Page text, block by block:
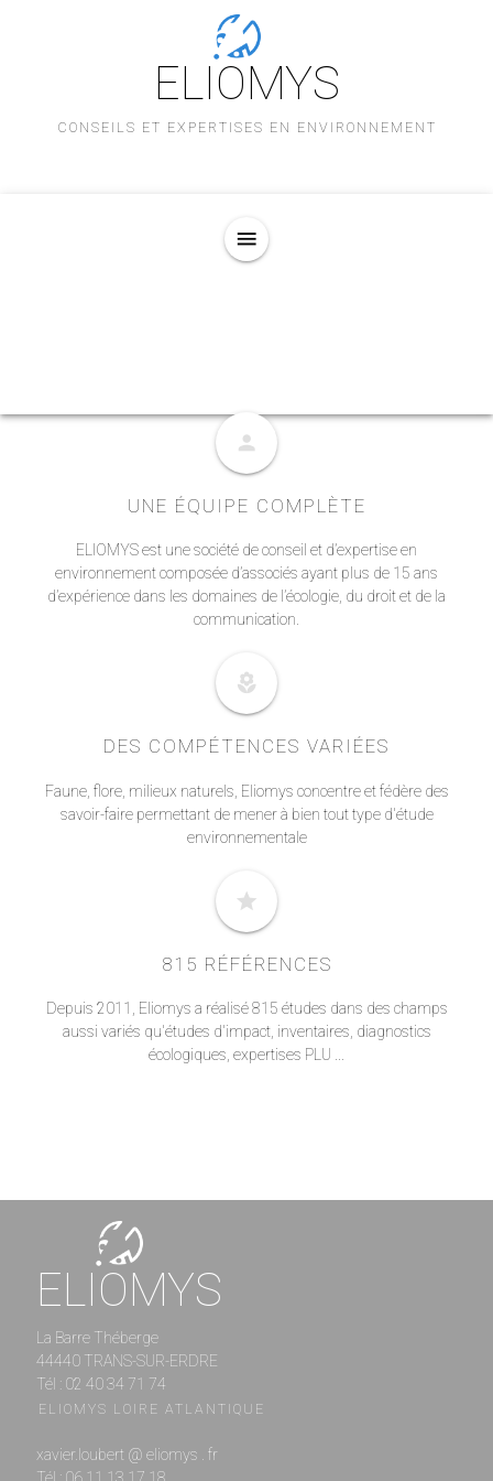
ELIOMYS
CONSEILS ET EXPERTISES EN ENVIRONNEMENT
menu
person
UNE ÉQUIPE COMPLÈTE
ELIOMYS est une société de conseil et d’expertise en
environnement composée d’associés ayant plus de 15 ans
d’expérience dans les domaines de l’écologie, du droit et de la
communication.
local_florist
DES COMPÉTENCES VARIÉES
Faune, flore, milieux naturels, Eliomys concentre et fédère des
savoir-faire permettant de mener à bien tout type d'étude
environnementale
star
815 RÉFÉRENCES
Depuis 2011, Eliomys a réalisé 815 études dans des champs
aussi variés qu'études d'impact, inventaires, diagnostics
écologiques, expertises PLU ...
ELIOMYS
La Barre Théberge
44440 TRANS-SUR-ERDRE
Tél : 02 40 34 71 74
ELIOMYS LOIRE ATLANTIQUE
xavier.loubert @ eliomys . fr